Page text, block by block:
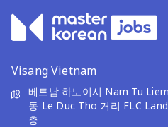
Visang Vietnam
베트남 하노이시 Nam Tu
동 Le Duc Tho 거리 FLC
층